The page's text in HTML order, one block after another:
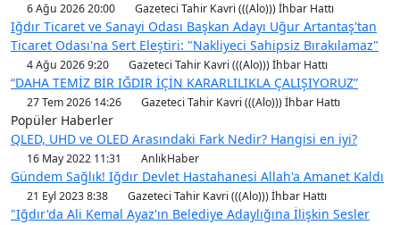
6 Ağu 2026 20:00 Gazeteci Tahir Kavri (((Alo))) İhbar Hattı
Iğdır Ticaret ve Sanayi Odası Başkan Adayı Uğur Artantaş'tan
Ticaret Odası'na Sert Eleştiri: "Nakliyeci Sahipsiz Bırakılamaz"
4 Ağu 2026 9:20 Gazeteci Tahir Kavri (((Alo))) İhbar Hattı
“DAHA TEMİZ BİR IĞDIR İÇİN KARARLILIKLA ÇALIŞIYORUZ”
27 Tem 2026 14:26 Gazeteci Tahir Kavri (((Alo))) İhbar Hattı
Popüler Haberler
QLED, UHD ve OLED Arasındaki Fark Nedir? Hangisi en iyi?
16 May 2022 11:31 AnlıkHaber
Gündem Sağlık! Iğdır Devlet Hastahanesi Allah'a Amanet Kaldı
21 Eyl 2023 8:38 Gazeteci Tahir Kavri (((Alo))) İhbar Hattı
"Iğdır'da Ali Kemal Ayaz'ın Belediye Adaylığına İlişkin Sesler